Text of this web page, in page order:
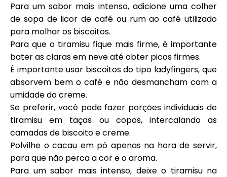
Para um sabor mais intenso, adicione uma colher
de sopa de licor de café ou rum ao café utilizado
para molhar os biscoitos.
Para que o tiramisu fique mais firme, é importante
bater as claras em neve até obter picos firmes.
É importante usar biscoitos do tipo ladyfingers, que
absorvem bem o café e não desmancham com a
umidade do creme.
Se preferir, você pode fazer porções individuais de
tiramisu em taças ou copos, intercalando as
camadas de biscoito e creme.
Polvilhe o cacau em pó apenas na hora de servir,
para que não perca a cor e o aroma.
Para um sabor mais intenso, deixe o tiramisu na